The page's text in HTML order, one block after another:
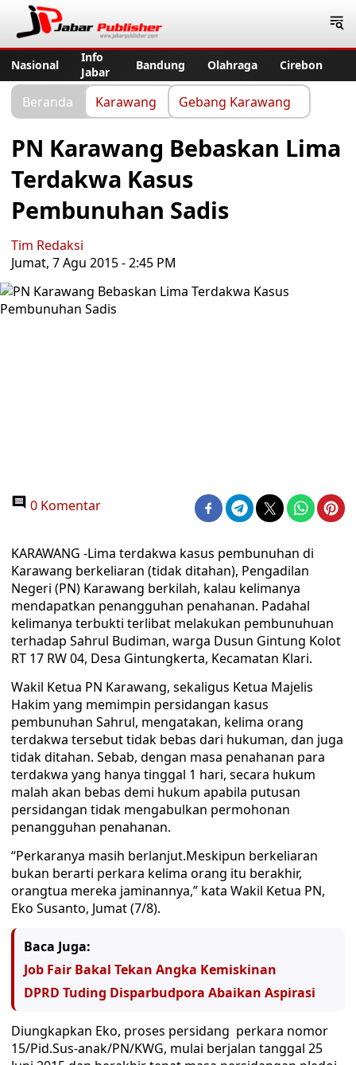
Nasional
Info
Jabar
Bandung Olahraga Cirebon
Beranda Karawang Gebang Karawang
PN Karawang Bebaskan Lima
Terdakwa Kasus
Pembunuhan Sadis
Tim Redaksi
Jumat, 7 Agu 2015 - 2:45 PM
0 Komentar
KARAWANG -Lima terdakwa kasus pembunuhan di
Karawang berkeliaran (tidak ditahan), Pengadilan
Negeri (PN) Karawang berkilah, kalau kelimanya
mendapatkan penangguhan penahanan. Padahal
kelimanya terbukti terlibat melakukan pembunuhuan
terhadap Sahrul Budiman, warga Dusun Gintung Kolot
RT 17 RW 04, Desa Gintungkerta, Kecamatan Klari.
Wakil Ketua PN Karawang, sekaligus Ketua Majelis
Hakim yang memimpin persidangan kasus
pembunuhan Sahrul, mengatakan, kelima orang
terdakwa tersebut tidak bebas dari hukuman, dan juga
tidak ditahan. Sebab, dengan masa penahanan para
terdakwa yang hanya tinggal 1 hari, secara hukum
malah akan bebas demi hukum apabila putusan
persidangan tidak mengabulkan permohonan
penangguhan penahanan.
“Perkaranya masih berlanjut.Meskipun berkeliaran
bukan berarti perkara kelima orang itu berakhir,
orangtua mereka jaminannya,” kata Wakil Ketua PN,
Eko Susanto, Jumat (7/8).
Baca Juga:
Job Fair Bakal Tekan Angka Kemiskinan
DPRD Tuding Disparbudpora Abaikan Aspirasi
Diungkapkan Eko, proses persidang perkara nomor
15/Pid.Sus-anak/PN/KWG, mulai berjalan tanggal 25